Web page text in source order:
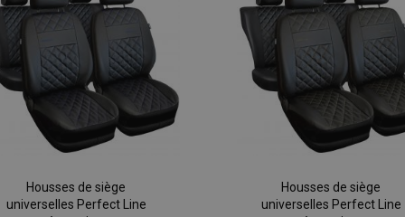
d'achats
Housses de siège
universelles Perfect Line
Housses de siège
universelles Perfect Line
est supprimé par
l'administrateur nettoie le
définit la valeur du cookie
Adobe Inc.
www.vtvauto.eu
Stocke la configuration des
relatives aux produits
comparés.
PHP.net
.vtvauto.eu
Cookie généré par des
le langage PHP. Il s'agit d'un
général utilisé pour gérer
session utilisateur. Il s'agit
mais un bon exemple est le
statut de connexion pour
les pages.
Politique de confidentialité de Google